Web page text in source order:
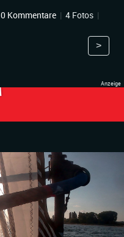
0 Kommentare | 4 Fotos |
>